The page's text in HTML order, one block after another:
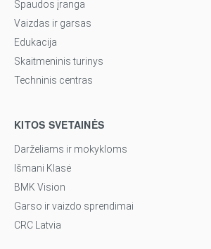
Spaudos įranga
Vaizdas ir garsas
Edukacija
Skaitmeninis turinys
Techninis centras
KITOS SVETAINĖS
Darželiams ir mokykloms
Išmani Klasė
BMK Vision
Garso ir vaizdo sprendimai
CRC Latvia